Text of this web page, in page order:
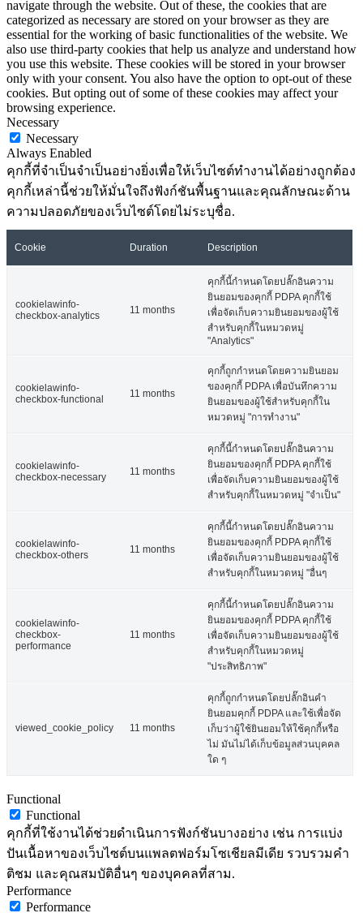
navigate through the website. Out of these, the cookies that are
categorized as necessary are stored on your browser as they are
essential for the working of basic functionalities of the website. We
also use third-party cookies that help us analyze and understand how
you use this website. These cookies will be stored in your browser
only with your consent. You also have the option to opt-out of these
cookies. But opting out of some of these cookies may affect your
browsing experience.
Necessary
Necessary
Always Enabled
คุกกี้ที่จำเป็นจำเป็นอย่างยิ่งเพื่อให้เว็บไซต์ทำงานได้อย่างถูกต้อง
คุกกี้เหล่านี้ช่วยให้มั่นใจถึงฟังก์ชันพื้นฐานและคุณลักษณะด้าน
ความปลอดภัยของเว็บไซต์โดยไม่ระบุชื่อ.
Cookie Duration Description
cookielawinfo-
checkbox-analytics
11 months
คุกกี้นี้กำหนดโดยปลั๊กอินความ
ยินยอมของคุกกี้ PDPA คุกกี้ใช้
เพื่อจัดเก็บความยินยอมของผู้ใช้
สำหรับคุกกี้ในหมวดหมู่
"Analytics"
cookielawinfo-
checkbox-functional
11 months
คุกกี้ถูกกำหนดโดยความยินยอม
ของคุกกี้ PDPA เพื่อบันทึกความ
ยินยอมของผู้ใช้สำหรับคุกกี้ใน
หมวดหมู่ "การทำงาน"
cookielawinfo-
checkbox-necessary
11 months
คุกกี้นี้กำหนดโดยปลั๊กอินความ
ยินยอมของคุกกี้ PDPA คุกกี้ใช้
เพื่อจัดเก็บความยินยอมของผู้ใช้
สำหรับคุกกี้ในหมวดหมู่ "จำเป็น"
cookielawinfo-
checkbox-others
11 months
คุกกี้นี้กำหนดโดยปลั๊กอินความ
ยินยอมของคุกกี้ PDPA คุกกี้ใช้
เพื่อจัดเก็บความยินยอมของผู้ใช้
สำหรับคุกกี้ในหมวดหมู่ "อื่นๆ
cookielawinfo-
checkbox-
performance
11 months
คุกกี้นี้กำหนดโดยปลั๊กอินความ
ยินยอมของคุกกี้ PDPA คุกกี้ใช้
เพื่อจัดเก็บความยินยอมของผู้ใช้
สำหรับคุกกี้ในหมวดหมู่
"ประสิทธิภาพ"
viewed_cookie_policy 11 months
คุกกี้ถูกกำหนดโดยปลั๊กอินคำ
ยินยอมคุกกี้ PDPA และใช้เพื่อจัด
เก็บว่าผู้ใช้ยินยอมให้ใช้คุกกี้หรือ
ไม่ มันไม่ได้เก็บข้อมูลส่วนบุคคล
ใด ๆ
Functional
Functional
คุกกี้ที่ใช้งานได้ช่วยดำเนินการฟังก์ชันบางอย่าง เช่น การแบ่ง
ปันเนื้อหาของเว็บไซต์บนแพลตฟอร์มโซเชียลมีเดีย รวบรวมคำ
ติชม และคุณสมบัติอื่นๆ ของบุคคลที่สาม.
Performance
Performance